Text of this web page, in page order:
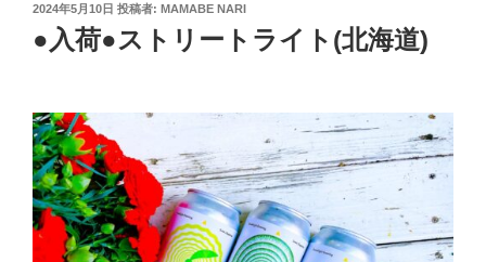
投
日:
2024年5月10日 投稿者: MAMABE NARI
●入荷●ストリートライト(北海道)